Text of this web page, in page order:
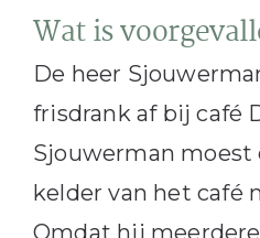
Wat is
De heer
frisdrank af bij café
Sjouwerman moest
kelder van het café